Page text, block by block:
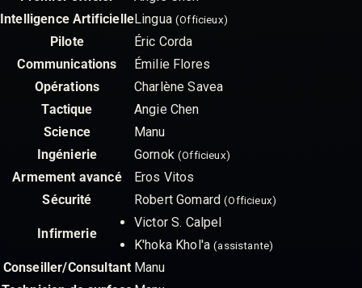
Intelligence ArtificielleLingua(Officieux)
Pilote
Éric Corda
Communications
Émilie Flores
Opérations
Charlène Savea
Tactique
Angie Chen
Science
Manu
Ingénierie
Gornok(Officieux)
Armement avancé
Eros Vitos
Sécurité
Robert Gomard(Officieux)
Infirmerie
Victor S. Calpel
K'hoka Khol'a(assistante)
Conseiller/Consultant Manu